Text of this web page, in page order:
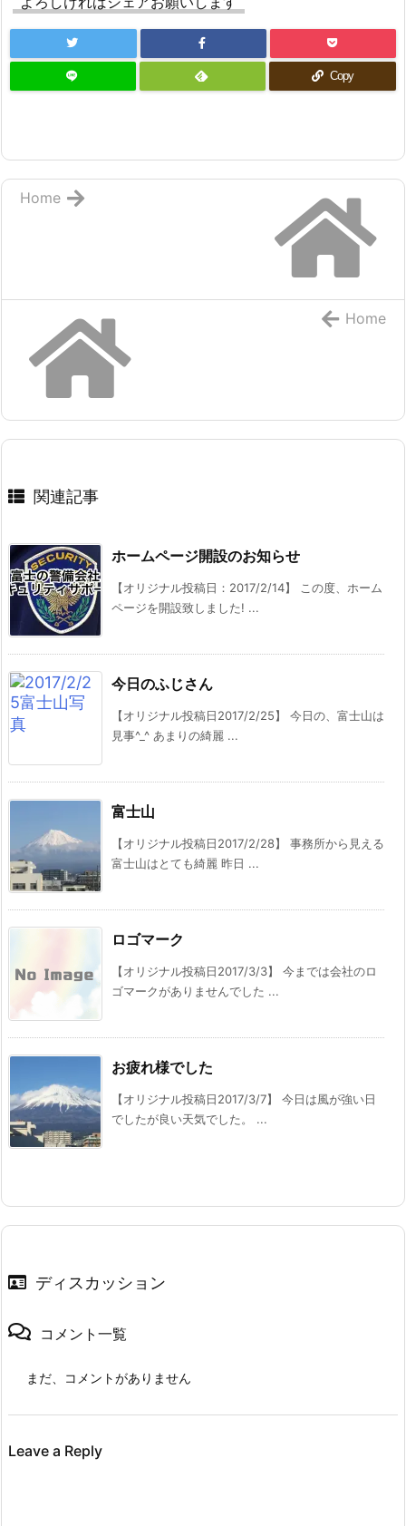
Copy
Home
Home
関連記事
ホームページ開設のお知らせ
【オリジナル投稿日：2017/2/14】 この度、ホーム
ページを開設致しました! ...
今日のふじさん
【オリジナル投稿日2017/2/25】 今日の、富士山は
見事^_^ あまりの綺麗 ...
富士山
【オリジナル投稿日2017/2/28】 事務所から見える
富士山はとても綺麗 昨日 ...
ロゴマーク
【オリジナル投稿日2017/3/3】 今までは会社のロ
ゴマークがありませんでした ...
お疲れ様でした
【オリジナル投稿日2017/3/7】 今日は風が強い日
でしたが良い天気でした。 ...
ディスカッション
コメント一覧
まだ、コメントがありません
Leave a Reply